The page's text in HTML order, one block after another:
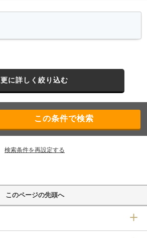
更に詳しく絞り込む
検索条件を再設定する
このページの先頭へ